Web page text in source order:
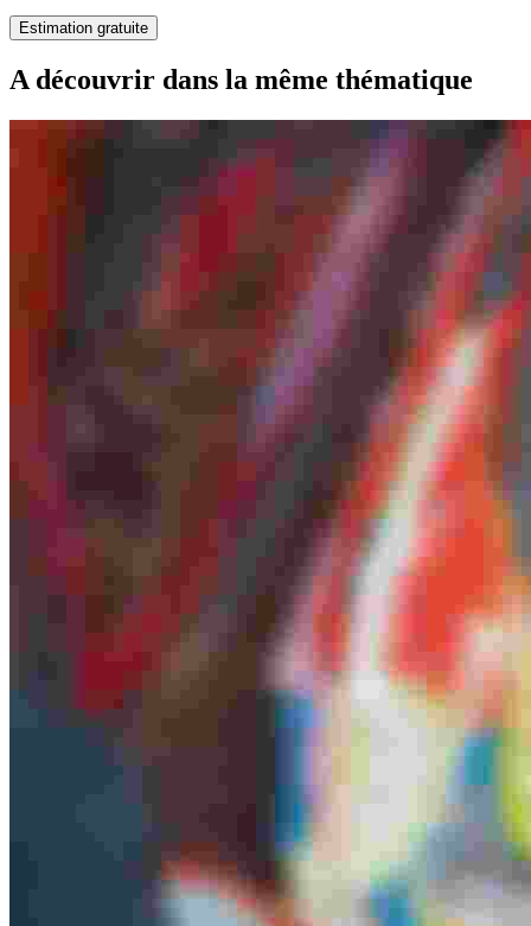
Estimation gratuite
A découvrir dans la même thématique